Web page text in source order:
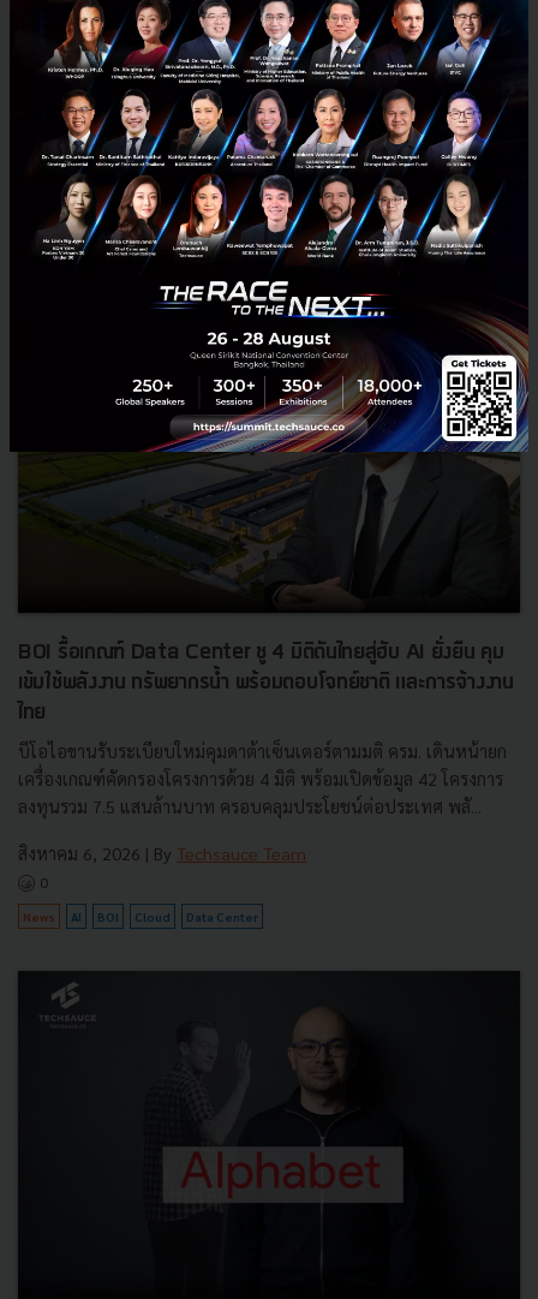
ระบบราชการ เพื่อยกระดับขีดความสามารถประเทศ
นายอนุทิน ชาญวีรกูล นายกรัฐมนตรีและรัฐมนตรีว่าการกระทรวง
มหาดไทย กล่าวปาฐกถาพิเศษในหัวข้อ “ฝ่าวิกฤติ รับมือระเบียบโลก
ใหม่” ในงาน The INTANIA Forum...
สิงหาคม 6, 2026| ByTechsauce Team
News ประเทศไทย เศรษฐกิจไทย
BOI รื้อเกณฑ์ Data Center ชู 4 มิติดันไทยสู่ฮับ AI ยั่งยืน คุม
เข้มใช้พลังงาน ทรัพยากรน้ำ พร้อมตอบโจทย์ชาติ และการจ้างงาน
ไทย
บีโอไอขานรับระเบียบใหม่คุมดาต้าเซ็นเตอร์ตามมติ ครม. เดินหน้ายก
เครื่องเกณฑ์คัดกรองโครงการด้วย 4 มิติ พร้อมเปิดข้อมูล 42 โครงการ
ลงทุนรวม 7.5 แสนล้านบาท ครอบคลุมประโยชน์ต่อประเทศ พลั...
สิงหาคม 6, 2026 | By Techsauce Team
0
News AI BOI Cloud Data Center